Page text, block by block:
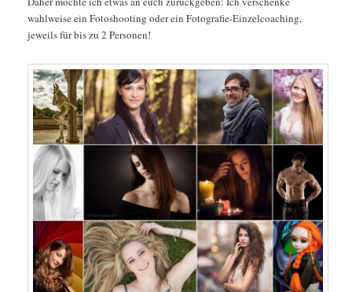
wahlweise ein Fotoshooting oder ein Fotografie-Einzelcoaching,
jeweils für bis zu 2 Personen!